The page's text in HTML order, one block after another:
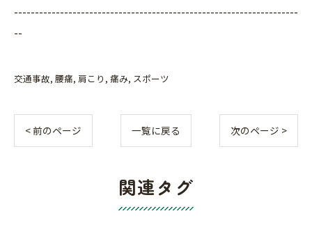
--------------------------------------------------------------------
--
交通事故 腰痛 肩こり 痛み スポーツ
< 前のページ 一覧に戻る 次のページ >
関連タグ